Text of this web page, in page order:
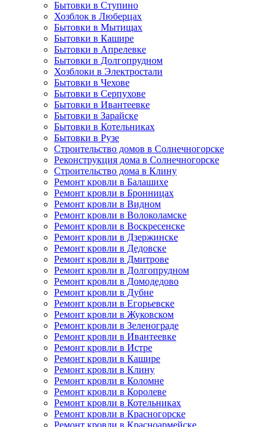
Бытовки в Ступино
Хозблок в Люберцах
Бытовки в Мытищах
Бытовки в Кашире
Бытовки в Апрелевке
Бытовки в Долгопрудном
Хозблоки в Электростали
Бытовки в Чехове
Бытовки в Серпухове
Бытовки в Ивантеевке
Бытовки в Зарайске
Бытовки в Котельниках
Бытовки в Рузе
Строительство домов в Солнечногорске
Реконструкция дома в Солнечногорске
Строительство дома в Клину
Ремонт кровли в Балашихе
Ремонт кровли в Бронницах
Ремонт кровли в Видном
Ремонт кровли в Волоколамске
Ремонт кровли в Воскресенске
Ремонт кровли в Дзержинске
Ремонт кровли в Дедовске
Ремонт кровли в Дмитрове
Ремонт кровли в Долгопрудном
Ремонт кровли в Домодедово
Ремонт кровли в Дубне
Ремонт кровли в Егорьевске
Ремонт кровли в Жуковском
Ремонт кровли в Зеленограде
Ремонт кровли в Ивантеевке
Ремонт кровли в Истре
Ремонт кровли в Кашире
Ремонт кровли в Клину
Ремонт кровли в Коломне
Ремонт кровли в Королеве
Ремонт кровли в Котельниках
Ремонт кровли в Красногорске
Ремонт кровли в Красноармейске